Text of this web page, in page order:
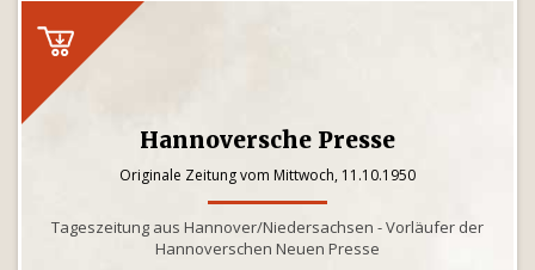
Hannoversche Presse
Originale Zeitung vom Mittwoch, 11.10.1950
Tageszeitung aus Hannover/Niedersachsen - Vorläufer der
Hannoverschen Neuen Presse